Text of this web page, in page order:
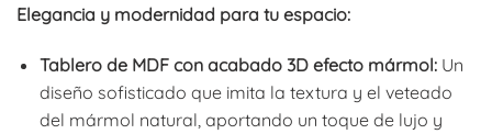
242,00€
343,64€
Elegancia y modernidad para tu espacio:
Tablero de MDF con acabado 3D efecto mármol:Un
diseño sofisticado que imita la textura y el veteado
del mármol natural, aportando un toque de lujo y